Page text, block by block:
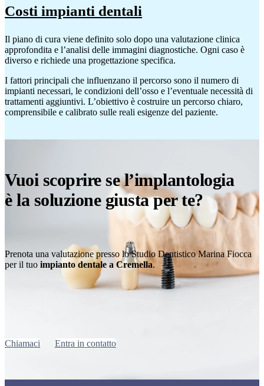
Costi impianti dentali
Il piano di cura viene definito solo dopo una valutazione clinica
approfondita e l’analisi delle immagini diagnostiche. Ogni caso è
diverso e richiede una progettazione specifica.
I fattori principali che influenzano il percorso sono il numero di
impianti necessari, le condizioni dell’osso e l’eventuale necessità di
trattamenti aggiuntivi. L’obiettivo è costruire un percorso chiaro,
comprensibile e calibrato sulle reali esigenze del paziente.
Vuoi scoprire se l’implantologia
è la soluzione giusta per te?
Prenota una valutazione presso lo Studio Dentistico Marina Fiocca
per il tuo impianto dentale a Cremella.
Chiamaci Entra in contatto